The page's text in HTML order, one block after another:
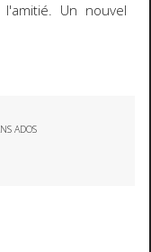
l'amitié. Un nouvel
ADOS